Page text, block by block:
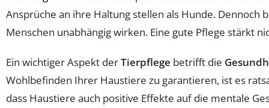
Ansprüche an ihre Haltung stellen als Hunde.
Menschen unabhängig wirken. Eine gute Pflege stärkt
Ein wichtiger Aspekt derTierpflege betrifft die
Wohlbefinden Ihrer Haustiere zu garantieren, ist es
dass Haustiere auch positive Effekte auf die mentale